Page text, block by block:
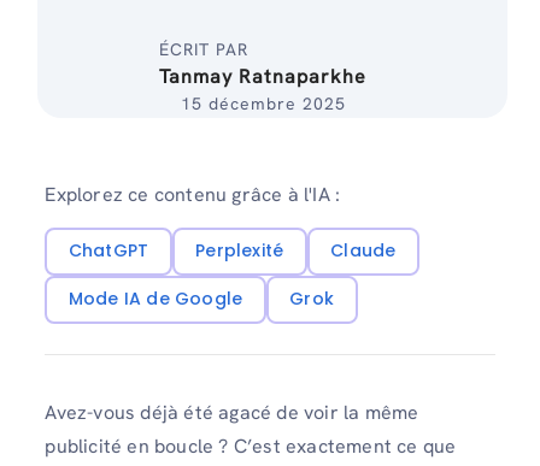
ÉCRIT PAR
Tanmay Ratnaparkhe
15 décembre 2025
Explorez ce contenu grâce à l'IA :
ChatGPT Perplexité
Claude
Mode IA de Google
Grok
Avez-vous déjà été agacé de voir la même
publicité en boucle ? C’est exactement ce que